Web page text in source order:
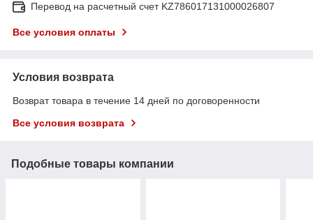
Перевод на расчетный счет KZ786017131000026807
Все условия оплаты
Условия возврата
Возврат товара в течение 14 дней по договоренности
Все условия возврата
Подобные товары компании